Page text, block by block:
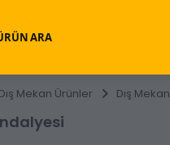
ARA
Dış Mekan Ürünler Dış